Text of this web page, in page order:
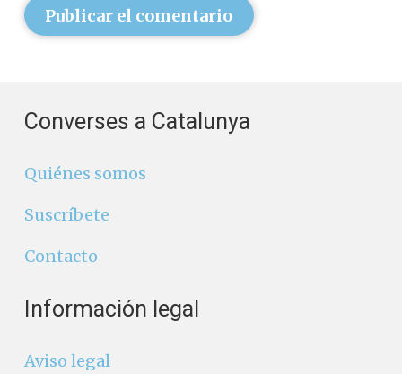
Publicar el comentario
Converses a Catalunya
Quiénes somos
Suscríbete
Contacto
Información legal
Aviso legal